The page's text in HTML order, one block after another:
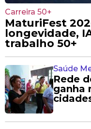
Carreira 50+
MaturiFest
longevidade,
trabalho 50+
Saúde
Rede
ganha